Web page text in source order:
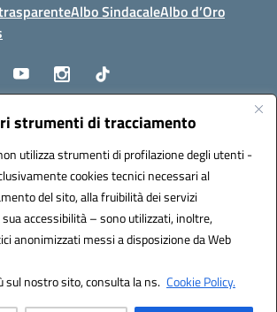
strumenti di tracciamento
utilizza strumenti di profilazione degli utenti -
cookies tecnici necessari al
del sito, alla fruibilità dei servizi
accessibilità – sono utilizzati, inoltre,
anonimizzati messi a disposizione da Web
sul nostro sito, consulta la ns. Cookie Policy.
Albo SindacaleAlbo d’Oro
Email:FGTD02000P@istruzione.it
(PEC):fgtd02000p@pec.istruzione.it
FGTD02000P
(CUF): UFUN7Y